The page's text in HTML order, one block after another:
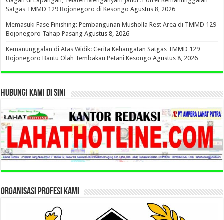
Satgas TMMD 129 Bojonegoro di Kesongo Agustus 8, 2026
Memasuki Fase Finishing: Pembangunan Musholla Rest Area di TMMD 129
Bojonegoro Tahap Pasang Agustus 8, 2026
Kemanunggalan di Atas Widik: Cerita Kehangatan Satgas TMMD 129
Bojonegoro Bantu Olah Tembakau Petani Kesongo Agustus 8, 2026
HUBUNGI KAMI DI SINI
ORGANISASI PROFESI KAMI